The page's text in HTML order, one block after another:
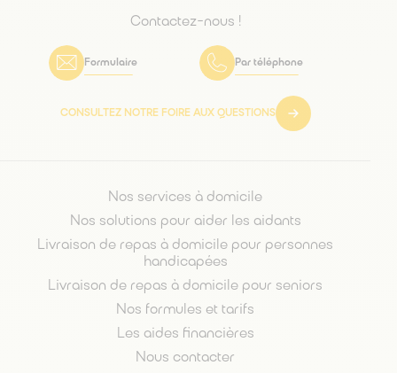
Contactez-nous !
Formulaire Par téléphone
CONSULTEZ NOTRE FOIRE AUX QUESTIONS
Nos services à domicile
Nos solutions pour aider les aidants
Livraison de repas à domicile pour personnes
handicapées
Livraison de repas à domicile pour seniors
Nos formules et tarifs
Les aides financières
Nous contacter